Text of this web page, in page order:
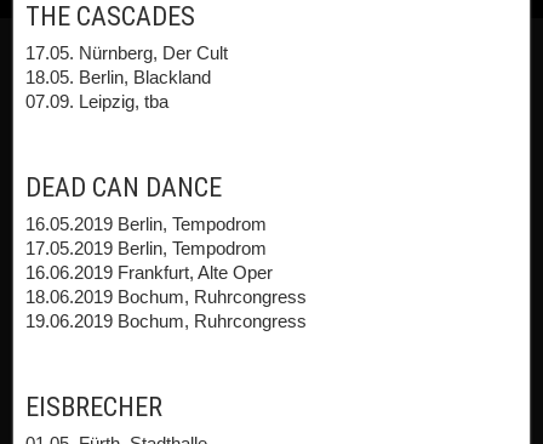
THE CASCADES
17.05. Nürnberg, Der Cult
18.05. Berlin, Blackland
07.09. Leipzig, tba
DEAD CAN DANCE
16.05.2019 Berlin, Tempodrom
17.05.2019 Berlin, Tempodrom
16.06.2019 Frankfurt, Alte Oper
18.06.2019 Bochum, Ruhrcongress
19.06.2019 Bochum, Ruhrcongress
EISBRECHER